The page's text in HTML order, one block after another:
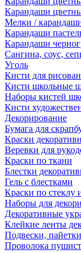
Карандаши
Мелки /
Карандаши
Карандаши
Сангина, соус,
Уголь
Кисти для
Кисти школьные
Наборы кистей
Кисти
Декорирование
Бумага для
Краски
Веревки для
Краски по ткани
Блестки
Гель с блестками
Краски по стеклу
Наборы для
Декоративные
Клейкие ленты
Подвески,
Проволока